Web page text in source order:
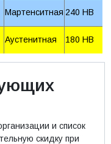
Мартенситная 240 HB
Аустенитная 180 HB
и список
скидку при